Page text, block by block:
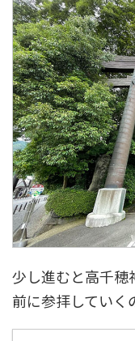
少し進むと高千穂
前に参拝していく